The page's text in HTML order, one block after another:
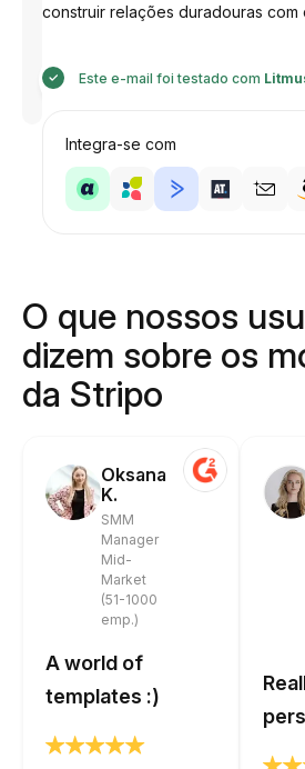
por
construir relações duradouras com
Este e-mail foi testado com
Integra-se com
O que nossos
dizem sobre os
da Stripo
Oksana
K.
SMM
Manager
Mid-
Market
(51-1000
emp.)
A world of
templates :)